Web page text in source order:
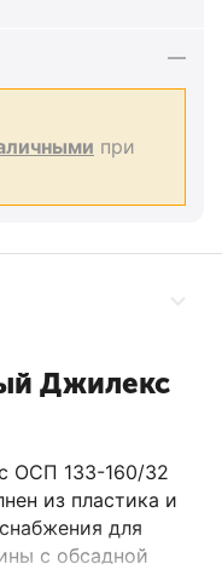
при
Джилекс
ОСП 133-160/32
из пластика и
для
с обсадной